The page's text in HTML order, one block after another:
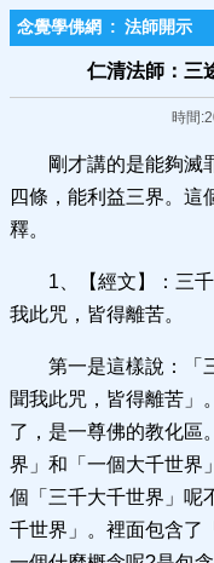
念覺學佛網 : 法師開示
仁清法師：三
時間
剛才講的是能夠滅
四條，能利益三界。這
釋。
1、【經文】：三
我此咒，皆得離苦。
第一是這樣說：「
聞我此咒，皆得離苦」
了，是一尊佛的教化區
界」和「一個大千世界
個「三千大千世界」呢
千世界」。裡面包含了